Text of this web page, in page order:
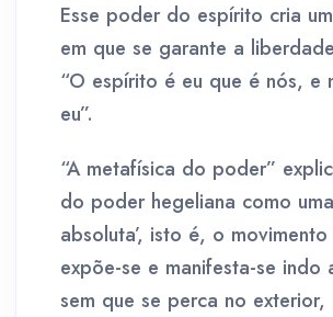
Esse poder do espírito cria
em que se garante a
“O espírito é eu que é nós, e
eu”.
“A metafísica do poder”
do poder hegeliana como
absoluta’, isto é, o
expõe-se e manifesta-se indo
sem que se perca no exterior,